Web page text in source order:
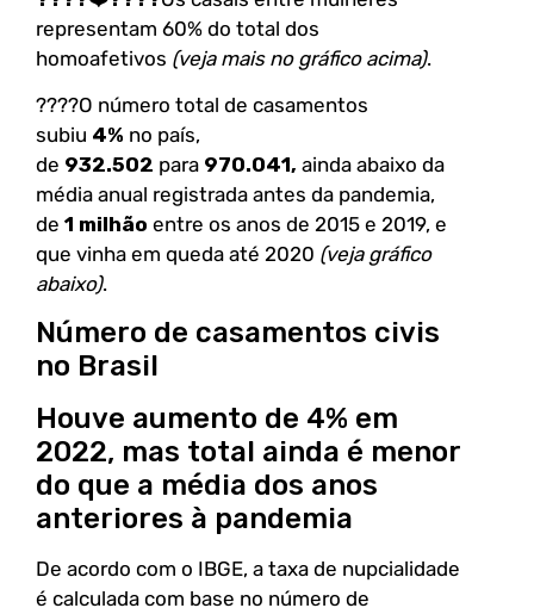
representam 60% do total dos
homoafetivos (veja mais no gráfico acima).
????O número total de casamentos
subiu 4% no país,
de 932.502 para 970.041, ainda abaixo da
média anual registrada antes da pandemia,
de 1 milhão entre os anos de 2015 e 2019, e
que vinha em queda até 2020 (veja gráfico
abaixo).
Número de casamentos civis
no Brasil
Houve aumento de 4% em
2022, mas total ainda é menor
do que a média dos anos
anteriores à pandemia
De acordo com o IBGE, a taxa de nupcialidade
é calculada com base no número de